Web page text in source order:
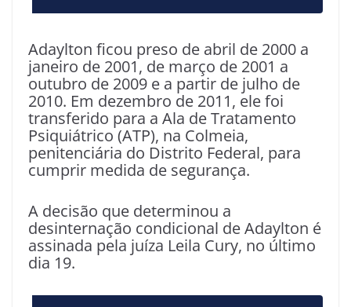
Adaylton ficou preso de abril de 2000 a
janeiro de 2001, de março de 2001 a
outubro de 2009 e a partir de julho de
2010. Em dezembro de 2011, ele foi
transferido para a Ala de Tratamento
Psiquiátrico (ATP), na Colmeia,
penitenciária do Distrito Federal, para
cumprir medida de segurança.
A decisão que determinou a
desinternação condicional de Adaylton é
assinada pela juíza Leila Cury, no último
dia 19.